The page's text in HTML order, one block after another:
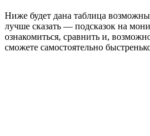
Ниже будет дана таблица
лучше сказать — подсказок на
ознакомиться, сравнить и,
сможете самостоятельно